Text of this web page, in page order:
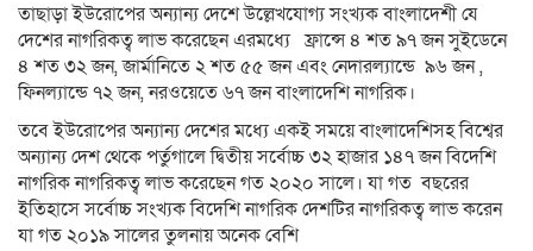
তাছাড়া ইউরোপের অন্যান্য দেশে উল্লেখযোগ্য সংখ্যক বাংলাদেশী যে
দেশের নাগরিকত্ব লাভ করেছেন এরমধ্যে ফ্রান্সে ৪ শত ৯৭ জন সুইডেনে
৪ শত ৩২ জন, জার্মানিতে ২ শত ৫৫ জন এবং নেদারল্যান্ডে ৯৬ জন ,
ফিনল্যান্ডে ৭২ জন, নরওয়েতে ৬৭ জন বাংলাদেশি নাগরিক।
তবে ইউরোপের অন্যান্য দেশের মধ্যে একই সময়ে বাংলাদেশিসহ বিশ্বের
অন্যান্য দেশ থেকে পর্তুগালে দ্বিতীয় সর্বোচ্চ ৩২ হাজার ১৪৭ জন বিদেশি
নাগরিক নাগরিকত্ব লাভ করেছেন গত ২০২০ সালে। যা গত বছরের
ইতিহাসে সর্বোচ্চ সংখ্যক বিদেশি নাগরিক দেশটির নাগরিকত্ব লাভ করেন
যা গত ২০১৯ সালের তুলনায় অনেক বেশি